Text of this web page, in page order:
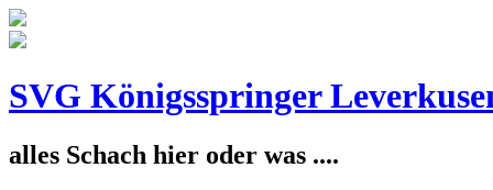
SVG Königsspringer
alles Schach hier oder was ....